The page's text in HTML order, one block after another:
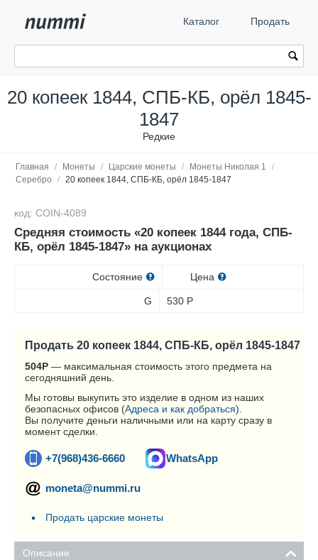
Каталог Продать
20 копеек 1844, СПБ-КБ, орёл 1845-
1847
Редкие
Главная / Монеты / Царские монеты / Монеты Николая 1
/
Серебро
/ 20 копеек 1844, СПБ-КБ, орёл 1845-1847
код: COIN-4089
Средняя стоимость «20 копеек 1844 года, СПБ-
КБ, орёл 1845-1847» на аукционах
Состояние Цена
G 530 Р
Продать 20 копеек 1844, СПБ-КБ, орёл 1845-1847
504Р — максимальная стоимость этого предмета на
сегодняшний день.
Мы готовы выкупить это изделие в одном из наших
безопасных офисов (Адреса и как добраться).
Вы получите деньги наличными или на карту сразу в
момент сделки.
+7(968)436-6660 WhatsApp
moneta@nummi.ru
Продать царские монеты
Описание